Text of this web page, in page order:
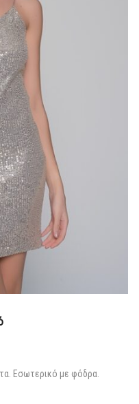
Εσωτερικό με φόδρα.